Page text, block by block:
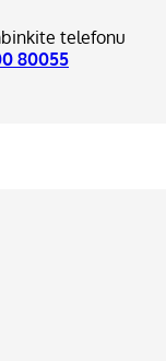
telefonu
80055